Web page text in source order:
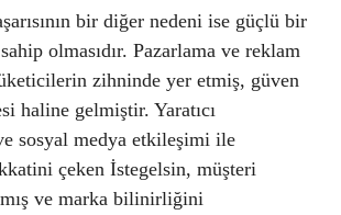
bir diğer nedeni ise güçlü bir
olmasıdır. Pazarlama ve reklam
zihninde yer etmiş, güven
haline gelmiştir. Yaratıcı
sosyal medya etkileşimi ile
çeken İstegelsin, müşteri
ve marka bilinirliğini